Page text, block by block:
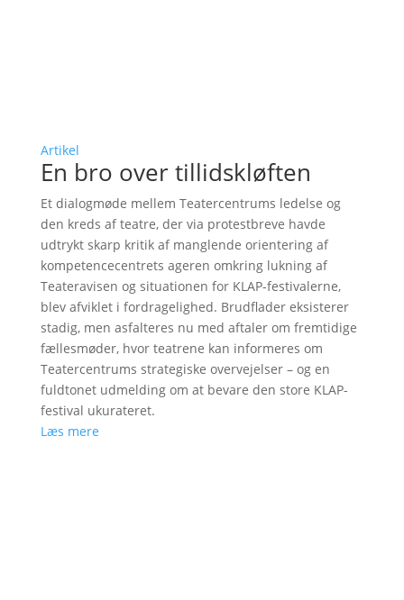
Artikel
En bro over tillidskløften
Et dialogmøde mellem Teatercentrums ledelse og
den kreds af teatre, der via protestbreve havde
udtrykt skarp kritik af manglende orientering af
kompetencecentrets ageren omkring lukning af
Teateravisen og situationen for KLAP-festivalerne,
blev afviklet i fordragelighed. Brudflader eksisterer
stadig, men asfalteres nu med aftaler om fremtidige
fællesmøder, hvor teatrene kan informeres om
Teatercentrums strategiske overvejelser – og en
fuldtonet udmelding om at bevare den store KLAP-
festival ukurateret.
Læs mere